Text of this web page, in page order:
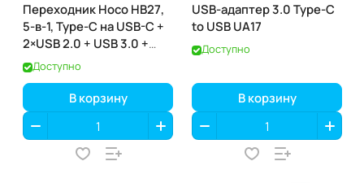
Переходник Hoco HB27,
5-в-1, Type-C на USB-C +
2×USB 2.0 + USB 3.0 +
HDMI, 13 см, чёрный
Доступно
В корзину
USB-адаптер 3.0 Type-C
to USB UA17
Доступно
В корзину